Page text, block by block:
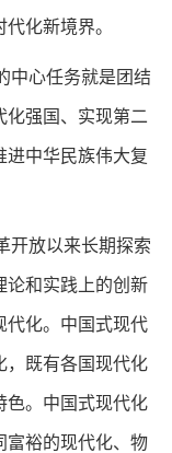
化新境界。
中心任务就是团结
化强国、实现第二
中华民族伟大复
开放以来长期探索
论和实践上的创新
代化。中国式现代
，既有各国现代化
色。中国式现代化
富裕的现代化、物